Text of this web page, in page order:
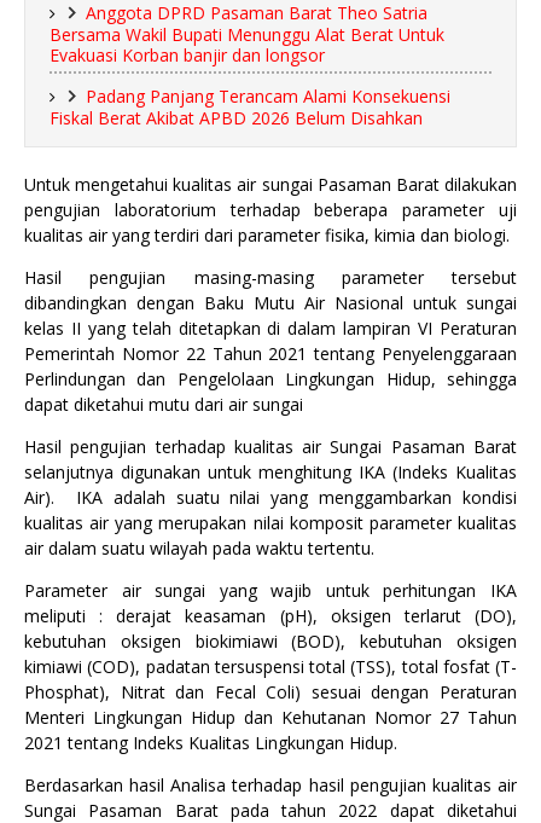
Anggota DPRD Pasaman Barat Theo Satria
Bersama Wakil Bupati Menunggu Alat Berat Untuk
Evakuasi Korban banjir dan longsor
Padang Panjang Terancam Alami Konsekuensi
Fiskal Berat Akibat APBD 2026 Belum Disahkan
Untuk mengetahui kualitas air sungai Pasaman Barat dilakukan
pengujian laboratorium terhadap beberapa parameter uji
kualitas air yang terdiri dari parameter fisika, kimia dan biologi.
Hasil pengujian masing-masing parameter tersebut
dibandingkan dengan Baku Mutu Air Nasional untuk sungai
kelas II yang telah ditetapkan di dalam lampiran VI Peraturan
Pemerintah Nomor 22 Tahun 2021 tentang Penyelenggaraan
Perlindungan dan Pengelolaan Lingkungan Hidup, sehingga
dapat diketahui mutu dari air sungai
Hasil pengujian terhadap kualitas air Sungai Pasaman Barat
selanjutnya digunakan untuk menghitung IKA (Indeks Kualitas
Air). IKA adalah suatu nilai yang menggambarkan kondisi
kualitas air yang merupakan nilai komposit parameter kualitas
air dalam suatu wilayah pada waktu tertentu.
Parameter air sungai yang wajib untuk perhitungan IKA
meliputi : derajat keasaman (pH), oksigen terlarut (DO),
kebutuhan oksigen biokimiawi (BOD), kebutuhan oksigen
kimiawi (COD), padatan tersuspensi total (TSS), total fosfat (T-
Phosphat), Nitrat dan Fecal Coli) sesuai dengan Peraturan
Menteri Lingkungan Hidup dan Kehutanan Nomor 27 Tahun
2021 tentang Indeks Kualitas Lingkungan Hidup.
Berdasarkan hasil Analisa terhadap hasil pengujian kualitas air
Sungai Pasaman Barat pada tahun 2022 dapat diketahui